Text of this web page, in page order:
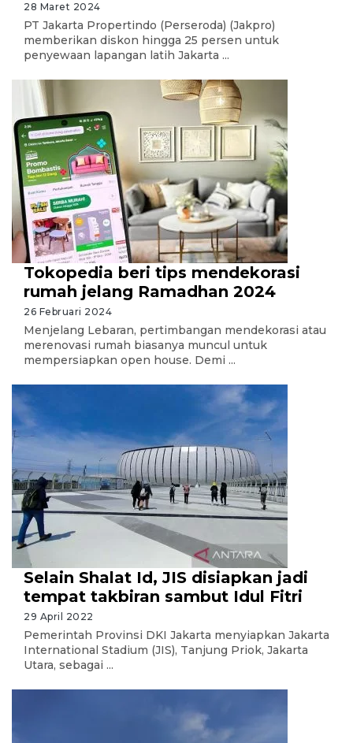
28 Maret 2024
PT Jakarta Propertindo (Perseroda) (Jakpro)
memberikan diskon hingga 25 persen untuk
penyewaan lapangan latih Jakarta ...
Tokopedia beri tips mendekorasi
rumah jelang Ramadhan 2024
26 Februari 2024
Menjelang Lebaran, pertimbangan mendekorasi atau
merenovasi rumah biasanya muncul untuk
mempersiapkan open house. Demi ...
Selain Shalat Id, JIS disiapkan jadi
tempat takbiran sambut Idul Fitri
29 April 2022
Pemerintah Provinsi DKI Jakarta menyiapkan Jakarta
International Stadium (JIS), Tanjung Priok, Jakarta
Utara, sebagai ...